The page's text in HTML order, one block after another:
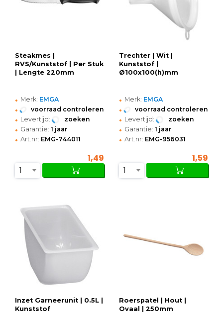
Steakmes |
RVS/Kunststof | Per Stuk
| Lengte 220mm
• Merk: EMGA
• voorraad controleren
• Levertijd: zoeken
• Garantie: 1 jaar
• Art.nr: EMG-744011
1,49
1
Trechter | Wit |
Kunststof |
Ø100x100(h)mm
• Merk: EMGA
• voorraad controleren
• Levertijd: zoeken
• Garantie: 1 jaar
• Art.nr: EMG-956031
1,59
1
Inzet Garneerunit | 0.5L |
Kunststof
Roerspatel | Hout |
Ovaal | 250mm